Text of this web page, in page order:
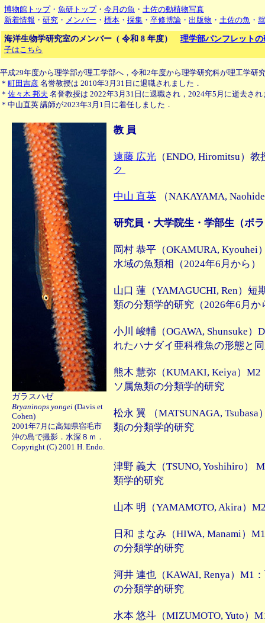
博物館トップ・ 魚研トップ・ 今月の魚 ・ 土佐の動植物写真
新着情報 ・ 研究 ・ メンバー ・ 標本 ・ 採集 ・ 卒修博論 ・ 出版物 ・ 土佐の魚 ・
海洋生物学研究室のメンバー ( 令和 8 年度） 理学部パンフレット
子はこちら
平成29年度から理学部が理工学部へ，令和2年度から理学研究科が理工学研
＊ 町田吉彦 名誉教授は 2010年3月31日に退職されました．
＊ 佐々木 邦夫 名誉教授は 2022年3月31日に退職され，2024年5月に逝去され
＊中山直英 講師が2023年3月1日に着任しました．
ガラスハゼ
Bryaninops yongei (Davis et
Cohen)
2001年7月に高知県宿毛市
沖の島で撮影．水深８ｍ．
Copyright (C) 2001 H. Endo.
教 員
遠藤 広光 （ENDO, Hiromitsu）
ク
中山 直英 （NAKAYAMA,
研究員・大学院生・学部生（ボ
岡村 恭平（OKAMURA, Kyouhei
水域の魚類相（2024年6月から）
山口 蓮（YAMAGUCHI, Ren）
類の分類学的研究（2026年6月か
小川 峻輔（OGAWA, Shunsuke
れたハナダイ亜科稚魚の形態と
熊木 慧弥（KUMAKI, Keiya）
ソ属魚類の分類学的研究
松永 翼 （MATSUNAGA,
類の分類学的研究
津野 義大（TSUNO, Yoshihiro）
類学的研究
山本 明（YAMAMOTO, Akira）
日和 まなみ（HIWA, Manami）
の分類学的研究
河井 連也（KAWAI, Renya）M1
の分類学的研究
水本 悠斗（MIZUMOTO, Yuto）